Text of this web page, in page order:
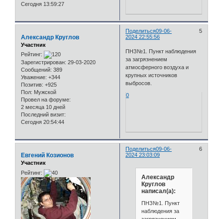
Сегодня 13:59:27
Поделиться 5
09-06-
2024 22:55:56
Александр Круглов
Участник
Рейтинг:
Зарегистрирован: 29-03-2020
Сообщений: 389
Уважение: +344
Позитив: +925
Пол: Мужской
Провел на форуме:
2 месяца 10 дней
Последний визит:
Сегодня 20:54:44
ПНЗ№1. Пункт наблюдения
за загрязнением
атмосферного воздуха и
крупных источников
выбросов.
0
Поделиться 6
09-06-
2024 23:03:09
Евгений Козионов
Участник
Рейтинг:
Александр
Круглов
написал(а):
ПНЗ№1. Пункт
наблюдения за